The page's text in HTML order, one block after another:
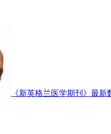
《新英格兰医学期刊》最新